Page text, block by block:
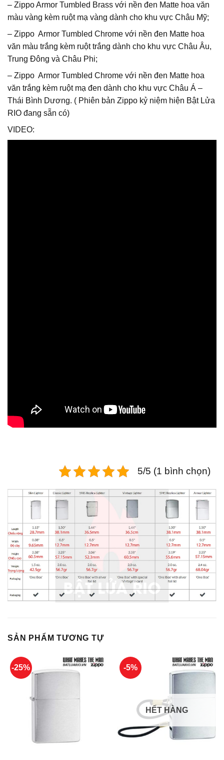
– Zippo Armor Tumbled Brass với nền đen Matte hoa văn
màu vàng kèm ruột mạ vàng dành cho khu vực Châu Mỹ;
– Zippo Armor Tumbled Chrome với nền đen Matte hoa
văn màu trắng kèm ruột trắng dành cho khu vực Châu Âu,
Trung Đông và Châu Phi;
– Zippo Armor Tumbled Chrome với nền đen Matte hoa
văn trắng kèm ruột mạ đen dành cho khu vực Châu Á –
Thái Bình Dương. ( Phiên bản Zippo kỷ niệm hiện Bật Lửa
RIO đang sẵn có)
VIDEO:
5/5 (1 bình chọn)
SẢN PHẨM TƯƠNG TỰ
-25% -5%
HẾT HÀNG